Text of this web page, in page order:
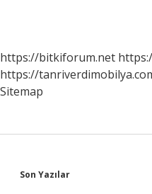
https://bitkiforum.net
https://
Sitemap
Sidebar
Son Yazılar